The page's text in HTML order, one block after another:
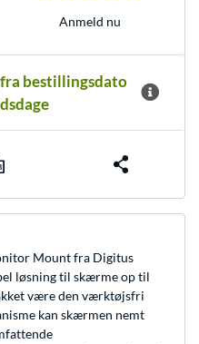
Anmeld nu
bestillingsdato
Mount fra Digitus
løsning til skærme op til
være den værktøjsfri
kan skærmen nemt